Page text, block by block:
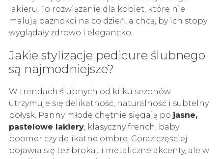
lakieru. To rozwiązanie dla kobiet, które nie
malują paznokci na co dzień, a chcą, by ich stopy
wyglądały zdrowo i elegancko.
Jakie stylizacje pedicure ślubnego
są najmodniejsze?
W trendach ślubnych od kilku sezonów
utrzymuje się delikatność, naturalność i subtelny
połysk. Panny młode chętnie sięgają po jasne,
pastelowe lakiery, klasyczny french, baby
boomer czy delikatne ombre. Coraz częściej
pojawia się też brokat i metaliczne akcenty, ale w